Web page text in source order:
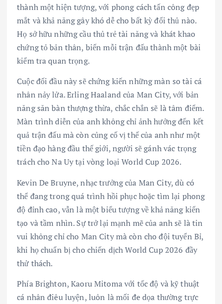
thành một hiện tượng, với phong cách tấn công đẹp
mắt và khả năng gây khó dễ cho bất kỳ đối thủ nào.
Họ sở hữu những cầu thủ trẻ tài năng và khát khao
chứng tỏ bản thân, biến mỗi trận đấu thành một bài
kiểm tra quan trọng.
Cuộc đối đầu này sẽ chứng kiến những màn so tài cá
nhân nảy lửa. Erling Haaland của Man City, với bản
năng săn bàn thượng thừa, chắc chắn sẽ là tâm điểm.
Màn trình diễn của anh không chỉ ảnh hưởng đến kết
quả trận đấu mà còn củng cố vị thế của anh như một
tiền đạo hàng đầu thế giới, người sẽ gánh vác trọng
trách cho Na Uy tại vòng loại World Cup 2026.
Kevin De Bruyne, nhạc trưởng của Man City, dù có
thể đang trong quá trình hồi phục hoặc tìm lại phong
độ đỉnh cao, vẫn là một biểu tượng về khả năng kiến
tạo và tầm nhìn. Sự trở lại mạnh mẽ của anh sẽ là tin
vui không chỉ cho Man City mà còn cho đội tuyển Bỉ,
khi họ chuẩn bị cho chiến dịch World Cup 2026 đầy
thử thách.
Phía Brighton, Kaoru Mitoma với tốc độ và kỹ thuật
cá nhân điêu luyện, luôn là mối đe dọa thường trực